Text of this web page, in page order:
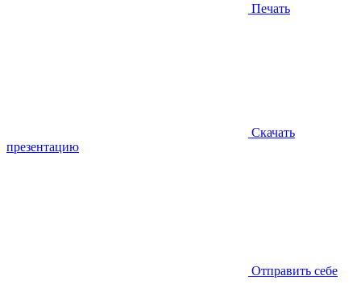
Печать
Скачать
презентацию
Отправить себе